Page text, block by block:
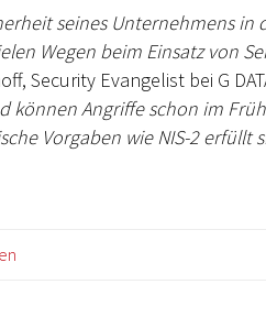
seines Unternehmens
Wegen beim Einsatz von
Security Evangelist bei G
können Angriffe schon im
Vorgaben wie NIS-2